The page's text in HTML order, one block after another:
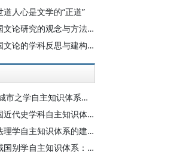
人心是文学的“正道”
赖大仁：当代中国文论研究的观念与方法问题
赖大仁：当代中国文论的学科反思与建构的理论基点
张树华 邵宏伟：城市之学自主知识体系正在加快形成
夏春涛：构建中国近代史学科自主知识体系刍议
封丽霞：论中国法理学自主知识体系的建构
杨洁勉：中国区域国别学自主知识体系：本原、借鉴和建构